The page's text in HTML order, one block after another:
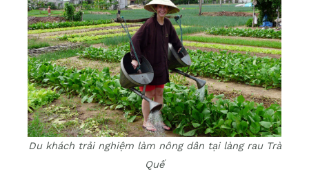
Du khách trải nghiệm làm nông dân tại làng rau Trà
Quế